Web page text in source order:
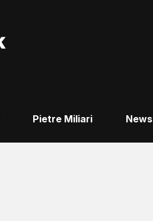
Pietre Miliari News